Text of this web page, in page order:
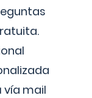
vía mail